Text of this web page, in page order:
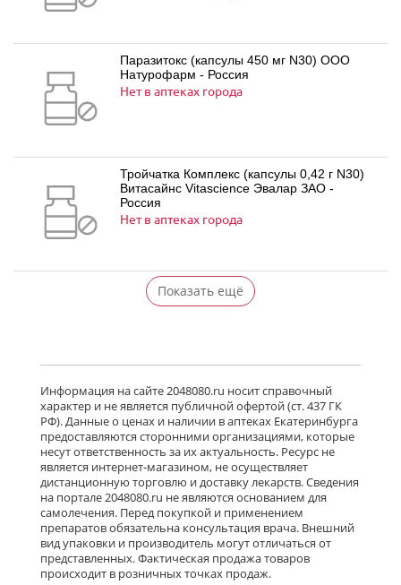
Паразитокс (капсулы 450 мг N30) ООО
Натурофарм - Россия
Нет в аптеках города
Тройчатка Комплекс (капсулы 0,42 г N30)
Витасайнс Vitascience Эвалар ЗАО -
Россия
Нет в аптеках города
Показать ещё
Информация на сайте 2048080.ru носит справочный
характер и не является публичной офертой (ст. 437 ГК
РФ). Данные о ценах и наличии в аптеках Екатеринбурга
предоставляются сторонними организациями, которые
несут ответственность за их актуальность. Ресурс не
является интернет-магазином, не осуществляет
дистанционную торговлю и доставку лекарств. Сведения
на портале 2048080.ru не являются основанием для
самолечения. Перед покупкой и применением
препаратов обязательна консультация врача. Внешний
вид упаковки и производитель могут отличаться от
представленных. Фактическая продажа товаров
происходит в розничных точках продаж.